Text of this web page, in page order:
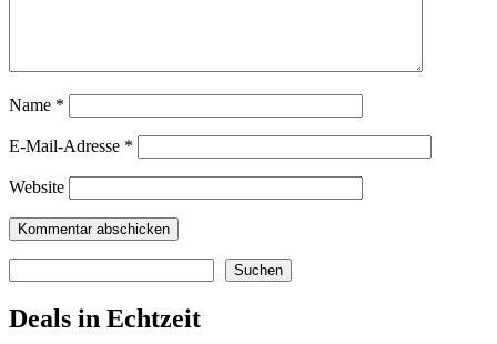
Name *
E-Mail-Adresse *
Website
Suchen
Deals in Echtzeit